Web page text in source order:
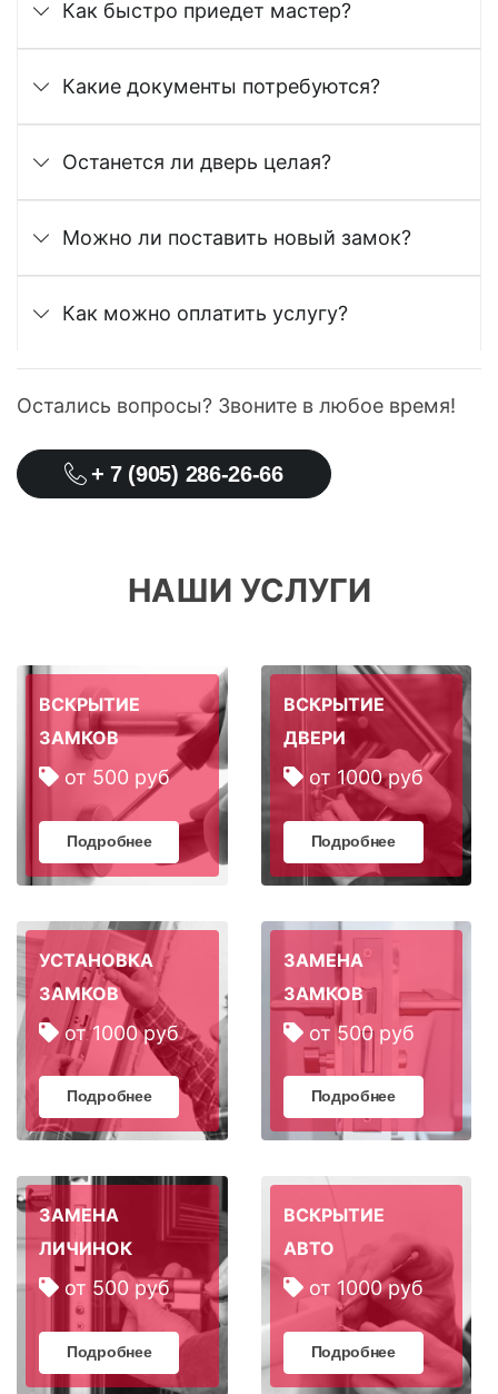
Как быстро приедет мастер?
Какие документы потребуются?
Останется ли дверь целая?
Можно ли поставить новый замок?
Как можно оплатить услугу?
Остались вопросы? Звоните в любое время!
+ 7 (905) 286-26-66
НАШИ УСЛУГИ
ВСКРЫТИЕ
ЗАМКОВ
от 500 руб
Подробнее
ВСКРЫТИЕ
ДВЕРИ
от 1000 руб
Подробнее
УСТАНОВКА
ЗАМКОВ
от 1000 руб
Подробнее
ЗАМЕНА
ЗАМКОВ
от 500 руб
Подробнее
ЗАМЕНА
ЛИЧИНОК
от 500 руб
Подробнее
ВСКРЫТИЕ
АВТО
от 1000 руб
Подробнее